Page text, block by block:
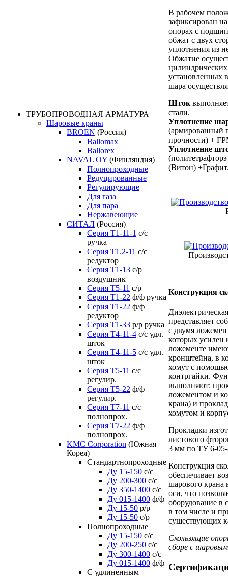
ТРУБОПРОВОДНАЯ АРМАТУРА
Шаровые краны
BROEN (Россия)
Ballomax
Ballorex
NAVAL OY (Финляндия)
Полнопроходные
Редуцированные
Регулирующие
Для газа
Для пара
Нержавеющие
СИТАЛ (Россия)
Серия Т1-11-1 с/с
ручка
Серия Т1.2-11 с/с
редуктор
Серия Т1-13 с/р
воздушник
Серия T5-11 с/р
Серия Т1-22 ф/ф ручка
Серия Т1-22 ф/ф
редуктор
Серия T1-33 р/р ручка
Серия Т4-11-4 с/с удл.
шток
Серия Т4-11-5 с/с удл.
шток
Серия Т5-11 с/с
регулир.
Серия Т5-22 ф/ф
регулир.
Серия Т7-11 с/с
полнопрох.
Серия Т7-22 ф/ф
полнопрох.
KMC Corporation (Южная
Корея)
Стандартнопроходные
Ду 15-150 с/с
Ду 200-300 с/с
Ду 350-1400 с/с
Ду 015-1400 ф/ф
Ду 15-50 р/р
Ду 15-50 с/р
Полнопроходные
Ду 15-150 с/с
Ду 200-250 с/с
Ду 300-1400 с/с
Ду 015-1400 ф/ф
С удлиненным
В рабочем
зафиксирован
опорах с
обжат с двух
уплотнения из
Обжатие
установленных
шара
Шток
стали.
Уплотнение
(армированный
прочности) +
Уплотнение
(Витон)
Конструкция
представляет
с двумя
которых
ложементе
кронштейна, в
хомут с
контргайки.
выполняют:
ложементом и
крана) и
хомутом и
Прокладки
листового
3 мм по ТУ 6-05-
Конструкция
обеспечивает
шарового крана
оси, что
оборудование в
в том числе и
существующих
Скользящие
сборе с